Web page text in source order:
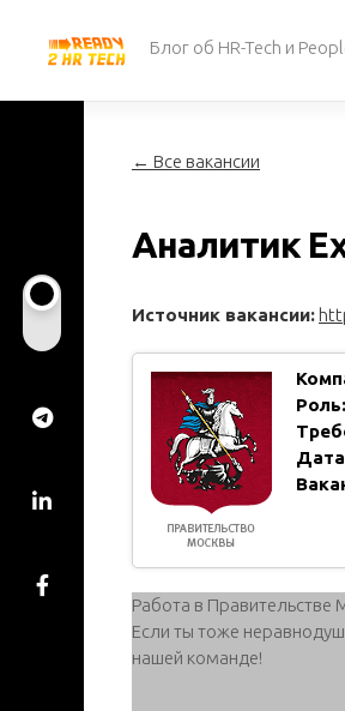
содержанию
Блог об HR-Tech и
← Все вакансии
Аналитик
Источник вакансии:
Роль:
Работа в
Если ты тоже
нашей команде!